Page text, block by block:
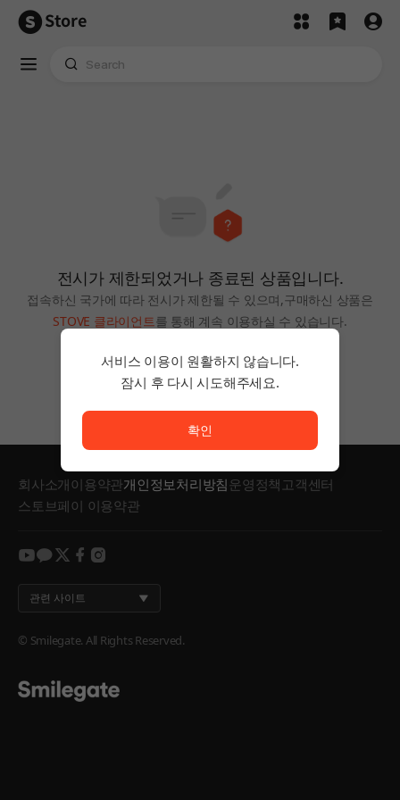
Store
전시가 제한되었거나 종료된 상품입니다.
접속하신 국가에 따라 전시가 제한될 수 있으며,구매하신 상품은
STOVE 클라이언트를 통해 계속 이용하실 수 있습니다.
홈으로
회사소개이용약관개인정보처리방침운영정책 고객센터
스토브페이 이용약관
youtube
kakaotwitterfacebook
instagram
관련 사이트
© Smilegate. All Rights Reserved.
서비스 이용이 원활하지 않습니다.
잠시 후 다시 시도해주세요.
확인